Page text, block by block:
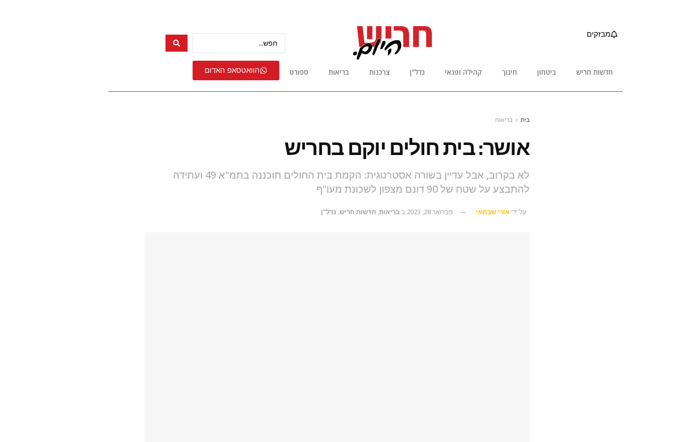
מבזקים
חדשות חריש ביטחון חינוך קהילה ופנאי נדל"ן צרכנות בריאות ספורט הוואטסאפ האדום
בית בריאות
אושר: בית חולים יוקם בחריש
לא בקרוב, אבל עדיין בשורה אסטרטגית: הקמת בית החולים תוכננה בתמ"א 49 ועתידה
להתבצע על שטח של 90 דונם מצפון לשכונת מעו"ף
על ידי אורי שבתאי פברואר 28, 2023 בבריאות, חדשות חריש, נדל"ן